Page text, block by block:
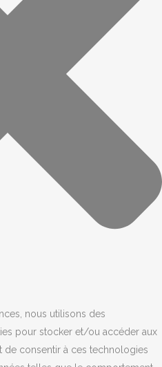
nous utilisons des
pour stocker et/ou accéder aux
de consentir à ces technologies